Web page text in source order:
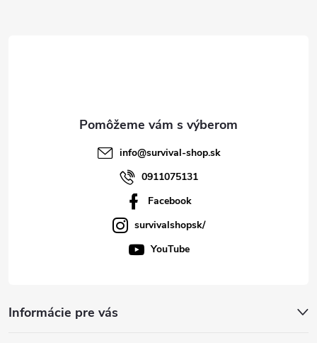
info@survival-shop.sk
0911075131
Facebook
survivalshopsk/
YouTube
Informácie pre vás